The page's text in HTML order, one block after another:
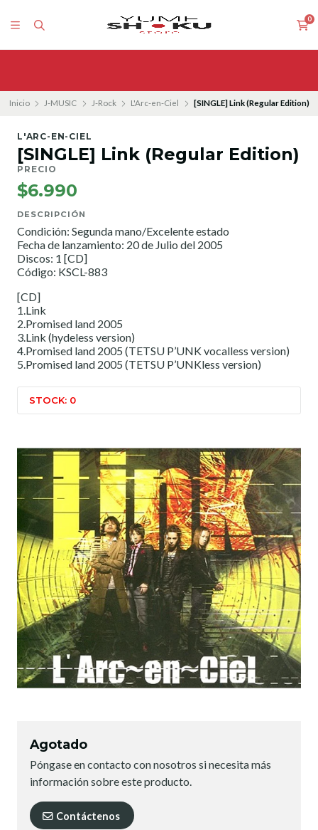
0
Inicio J-MUSIC J-Rock L'Arc-en-Ciel [SINGLE] Link (Regular Edition)
L'ARC-EN-CIEL
[SINGLE] Link (Regular Edition)
PRECIO
$6.990
DESCRIPCIÓN
Condición: Segunda mano/Excelente estado
Fecha de lanzamiento: 20 de Julio del 2005
Discos: 1 [CD]
Código: KSCL-883
[CD]
1.Link
2.Promised land 2005
3.Link (hydeless version)
4.Promised land 2005 (TETSU P’UNK vocalless version)
5.Promised land 2005 (TETSU P’UNKless version)
STOCK: 0
Agotado
Póngase en contacto con nosotros si necesita más
información sobre este producto.
Contáctenos